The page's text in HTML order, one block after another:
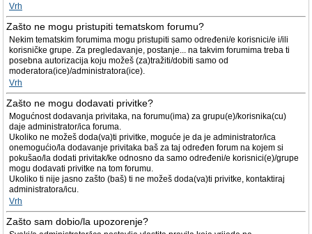
Vrh
Zašto ne mogu pristupiti tematskom forumu?
Nekim tematskim forumima mogu pristupiti samo određeni/e korisnici/e i/ili
korisničke grupe. Za pregledavanje, postanje... na takvim forumima treba ti
posebna autorizacija koju možeš (za)tražiti/dobiti samo od
moderatora(ice)/administratora(ice).
Vrh
Zašto ne mogu dodavati privitke?
Mogućnost dodavanja privitaka, na forumu(ima) za grupu(e)/korisnika(cu)
daje administrator/ica foruma.
Ukoliko ne možeš doda(va)ti privitke, moguće je da je administrator/ica
onemogućio/la dodavanje privitaka baš za taj određen forum na kojem si
pokušao/la dodati privitak/ke odnosno da samo određeni/e korisnici(e)/grupe
mogu dodavati privitke na tom forumu.
Ukoliko ti nije jasno zašto (baš) ti ne možeš doda(va)ti privitke, kontaktiraj
administratora/icu.
Vrh
Zašto sam dobio/la upozorenje?